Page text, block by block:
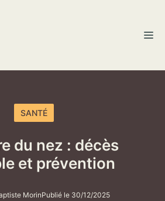
SANTÉ
du nez : décès
et prévention
MorinPublié le 30/12/2025